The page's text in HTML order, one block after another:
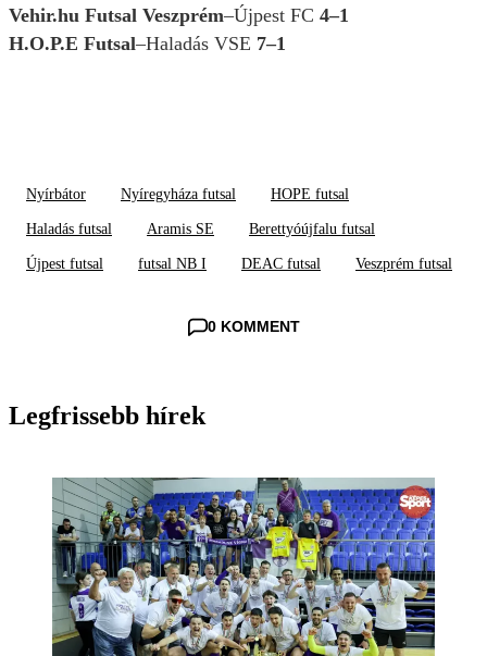
Vehir.hu Futsal Veszprém–Újpest FC 4–1
H.O.P.E Futsal–Haladás VSE 7–1
Nyírbátor Nyíregyháza futsal HOPE futsal
Haladás futsal Aramis SE Berettyóújfalu futsal
Újpest futsal futsal NB I DEAC futsal Veszprém futsal
0 KOMMENT
Legfrissebb hírek